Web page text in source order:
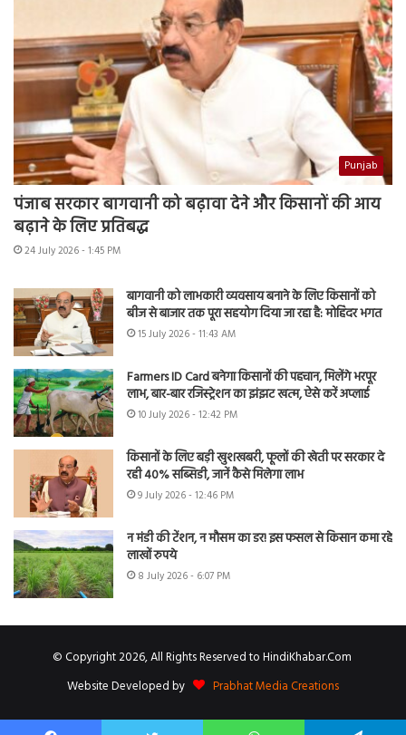
Punjab
पंजाब सरकार बागवानी को बढ़ावा देने और किसानों की आय
बढ़ाने के लिए प्रतिबद्ध
24 July 2026 - 1:45 PM
बागवानी को लाभकारी व्यवसाय बनाने के लिए किसानों को
बीज से बाजार तक पूरा सहयोग दिया जा रहा है: मोहिंदर भगत
15 July 2026 - 11:43 AM
Farmers ID Card बनेगा किसानों की पहचान, मिलेंगे भरपूर
लाभ, बार-बार रजिस्ट्रेशन का झंझट खत्म, ऐसे करें अप्लाई
10 July 2026 - 12:42 PM
किसानों के लिए बड़ी खुशखबरी, फूलों की खेती पर सरकार दे
रही 40% सब्सिडी, जानें कैसे मिलेगा लाभ
9 July 2026 - 12:46 PM
न मंडी की टेंशन, न मौसम का डर! इस फसल से किसान कमा रहे
लाखों रुपये
8 July 2026 - 6:07 PM
© Copyright 2026, All Rights Reserved to HindiKhabar.Com
Website Developed by
Prabhat Media Creations